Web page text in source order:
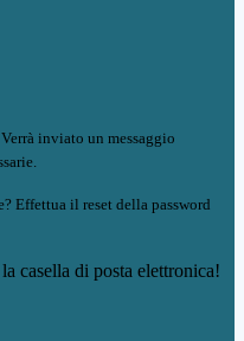
Verrà inviato un messaggio
Effettua il reset della password
casella di posta elettronica!